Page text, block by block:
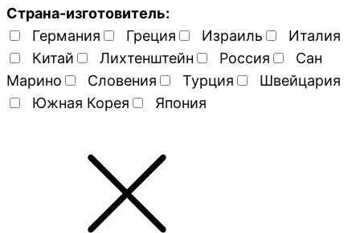
Страна-изготовитель:
Германия
Греция Израиль
Италия
Китай
Лихтенштейн Россия
Сан
Марино
Словения Турция
Швейцария
Южная Корея
Япония